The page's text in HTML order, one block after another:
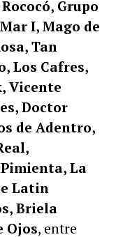
Grupo
I, Mago de
Tan
Los Cafres,
Vicente
Doctor
de Adentro,
La
Latin
Briela
Ojos, entre